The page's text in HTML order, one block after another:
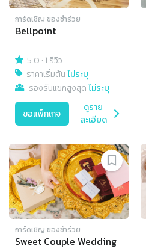
การ์ดเชิญ​ ของชำร่วย
Bellpoint
5.0 ·1 รีวิว
ราคาเริ่มต้นไม่ระบุ
รองรับแขกสูงสุดไม่ระบุ
ขอแพ็กเกจ
ดูราย
ละเอียด
การ์ดเชิญ​ ของชำร่วย
Sweet Couple Wedding